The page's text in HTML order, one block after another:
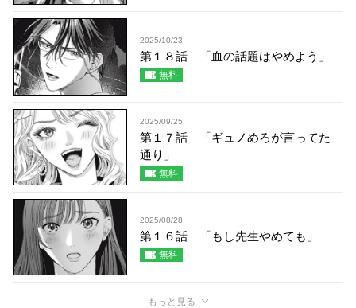
2025/10/23
第１８話 「血の話題はやめよう」
無料
2025/09/25
第１７話 「ギュノめろが言ってた
通り」
無料
2025/08/28
第１６話 「もし先生やめても」
無料
もっと見る